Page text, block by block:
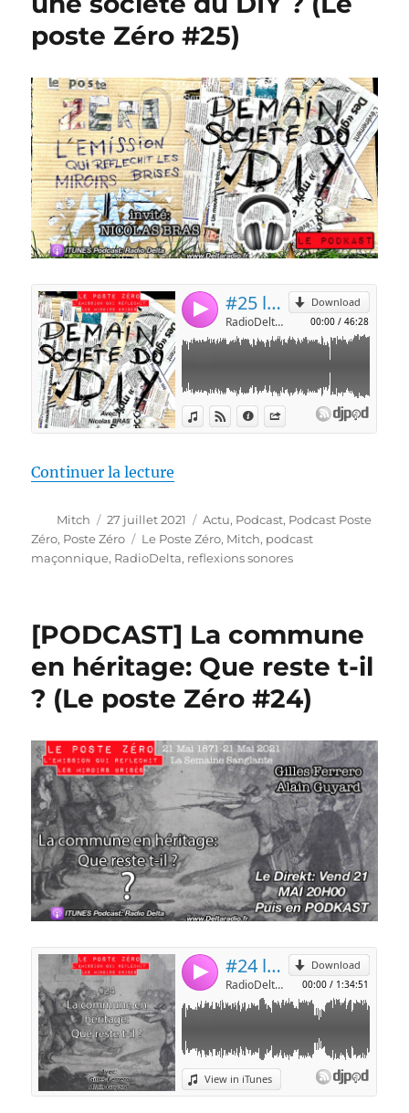
poste Zéro #25)
Continuer la lecture
Auteur
Mitch
Publié
le
27 juillet 2021 Catégories
Actu, Podcast, Podcast Poste
Zéro, Poste Zéro Étiquettes
Le Poste Zéro, Mitch, podcast
maçonnique, RadioDelta, reflexions sonores
[PODCAST] La commune
en héritage: Que reste t-il
? (Le poste Zéro #24)